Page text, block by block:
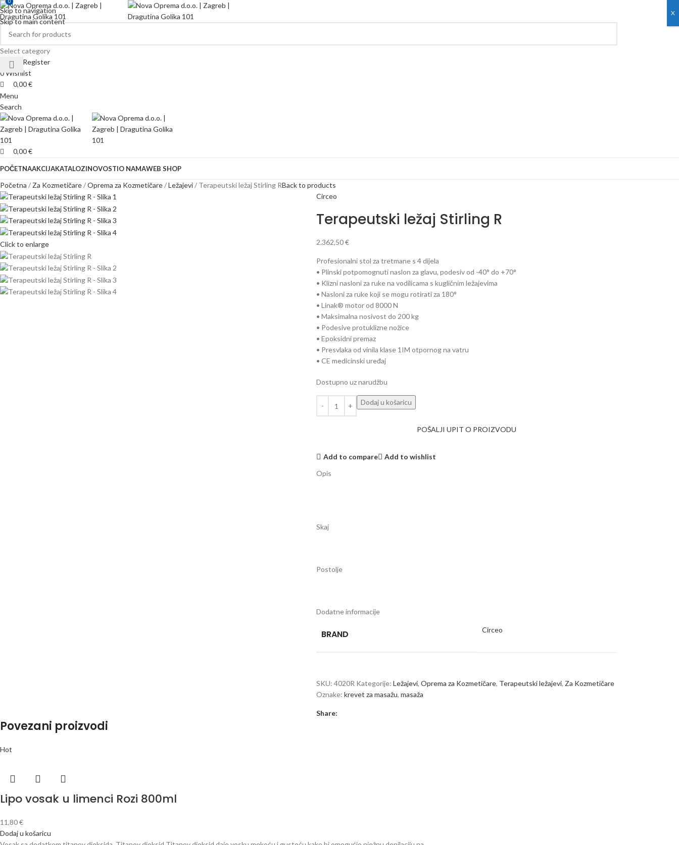
Skip to navigation
Skip to main content
Select category
Login / Register
0 Wishlist
0
0,00€
Menu
Search
0
0,00€
POČETNAAKCIJAKATALOZINOVOSTIO NAMAWEB SHOP
Početna Za Kozmetičare Oprema za Kozmetičare Ležajevi Terapeutski ležaj Stirling RBack to products
Click to enlarge
Circeo
Terapeutski ležaj Stirling R
2.362,50€
Profesionalni stol za tretmane s 4 dijela
• Plinski potpomognuti naslon za glavu, podesiv od -40° do +70°
• Klizni nasloni za ruke na vodilicama s kugličnim ležajevima
• Nasloni za ruke koji se mogu rotirati za 180°
• Linak® motor od 8000 N
• Maksimalna nosivost do 200 kg
• Podesive protuklizne nožice
• Epoksidni premaz
• Presvlaka od vinila klase 1IM otpornog na vatru
• CE medicinski uređaj
Dostupno uz narudžbu
Dodaj u košaricu
POŠALJI UPIT O PROIZVODU
Add to compare
Add to wishlist
Opis
Skaj
Postolje
Dodatne informacije
BRAND Circeo
SKU: 4020R Kategorije: Ležajevi, Oprema za Kozmetičare, Terapeutski ležajevi, Za Kozmetičare
Oznake: krevet za masažu, masaža
Share:
Povezani proizvodi
Hot
Lipo vosak u limenci Rozi 800ml
11,80€
Dodaj u košaricu
X